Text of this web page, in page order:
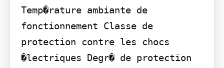
Temp�rature ambiante de
fonctionnement Classe de
protection contre les chocs
�lectriques Degr� de protection